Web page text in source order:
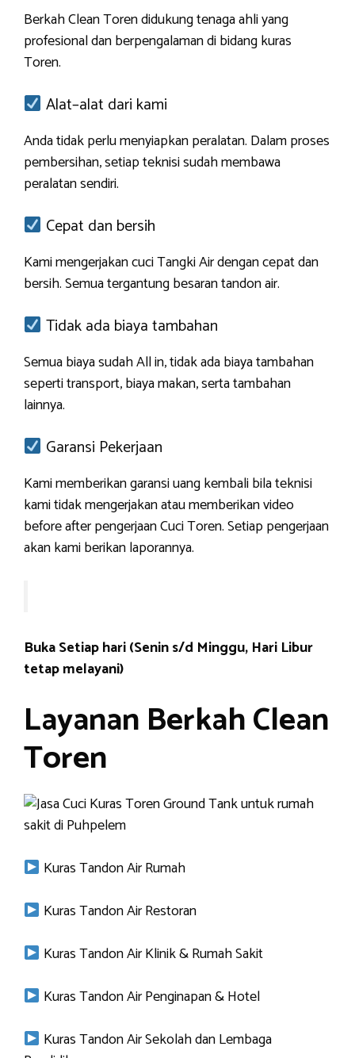
Berkah Clean Toren didukung tenaga ahli yang
profesional dan berpengalaman di bidang kuras
Toren.
Alat–alat dari kami
Anda tidak perlu menyiapkan peralatan. Dalam proses
pembersihan, setiap teknisi sudah membawa
peralatan sendiri.
Cepat dan bersih
Kami mengerjakan cuci Tangki Air dengan cepat dan
bersih. Semua tergantung besaran tandon air.
Tidak ada biaya tambahan
Semua biaya sudah All in, tidak ada biaya tambahan
seperti transport, biaya makan, serta tambahan
lainnya.
Garansi Pekerjaan
Kami memberikan garansi uang kembali bila teknisi
kami tidak mengerjakan atau memberikan video
before after pengerjaan Cuci Toren. Setiap pengerjaan
akan kami berikan laporannya.
Buka Setiap hari(Senin s/d Minggu, Hari Libur
tetap melayani)
Layanan Berkah Clean
Toren
Kuras Tandon Air Rumah
Kuras Tandon Air Restoran
Kuras Tandon Air Klinik & Rumah Sakit
Kuras Tandon Air Penginapan & Hotel
Kuras Tandon Air Sekolah dan Lembaga